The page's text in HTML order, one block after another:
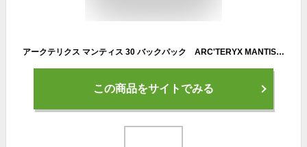
アークテリクス マンティス 30 バックパック ARC'TERYX MANTIS 30 BACKPACK（BLACK）
この商品をサイトでみる